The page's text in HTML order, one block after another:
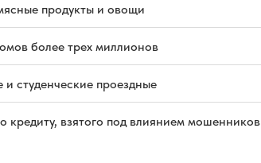
продукты и овощи
более трех миллионов
студенческие проездные
кредиту, взятого под влиянием мошенников